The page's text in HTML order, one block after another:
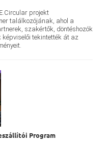
projekt
találkozójának, ahol a
szakértők, döntéshozók
tekintették át az
Program